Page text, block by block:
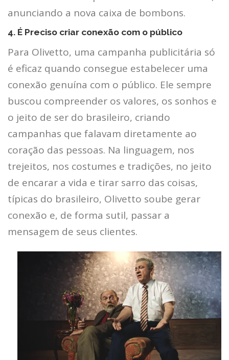
anunciando a nova caixa de bombons.
4. É Preciso criar conexão com o público
Para Olivetto, uma campanha publicitária só
é eficaz quando consegue estabelecer uma
conexão genuína com o público. Ele sempre
buscou compreender os valores, os sonhos e
o jeito de ser do brasileiro, criando
campanhas que falavam diretamente ao
coração das pessoas. Na linguagem, nos
trejeitos, nos costumes e tradições, no jeito
de encarar a vida e tirar sarro das coisas,
típicas do brasileiro, Olivetto soube gerar
conexão e, de forma sutil, passar a
mensagem de seus clientes.